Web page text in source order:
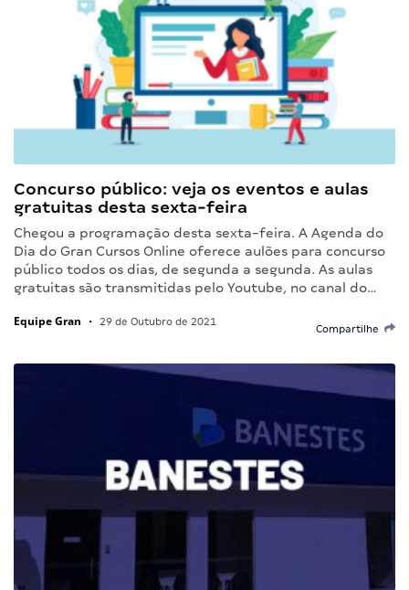
Concurso público: veja os eventos e aulas
gratuitas desta sexta-feira
Chegou a programação desta sexta-feira. A Agenda do
Dia do Gran Cursos Online oferece aulões para concurso
público todos os dias, de segunda a segunda. As aulas
gratuitas são transmitidas pelo Youtube, no canal do…
Equipe Gran • 29 de Outubro de 2021
Compartilhe